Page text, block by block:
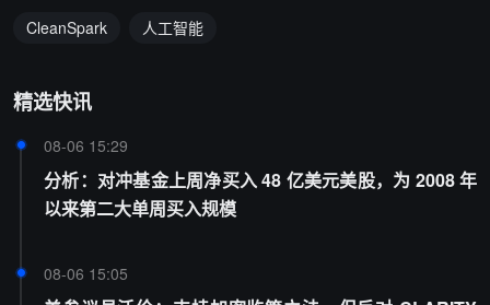
CleanSpark 人工智能
精选快讯
08-06 15:29
分析：对冲基金上周净买入 48 亿美元美股，为 2008 年
以来第二大单周买入规模
08-06 15:05